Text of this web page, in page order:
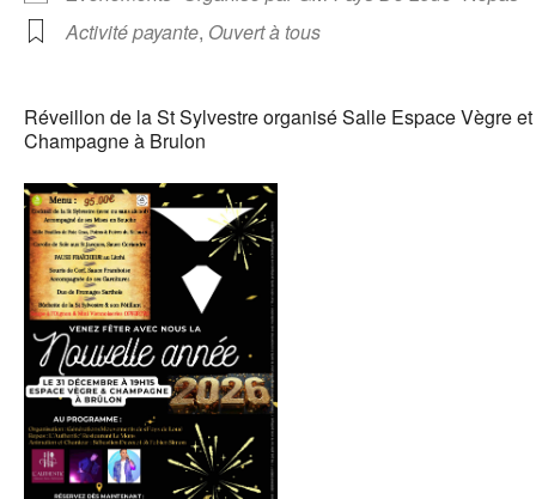
Activité payante, Ouvert à tous
Réveillon de la St Sylvestre organisé Salle Espace Vègre et
Champagne à Brulon